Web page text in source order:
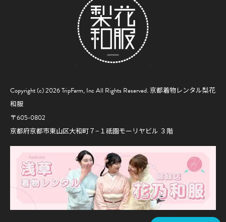
Copyright (c) 2026 TripFarm, Inc All Rights Reserved. 京都着物レンタル梨花
和服
〒605-0802
京都府京都市東山区大和町７−１祇園モーリヤビル ３階